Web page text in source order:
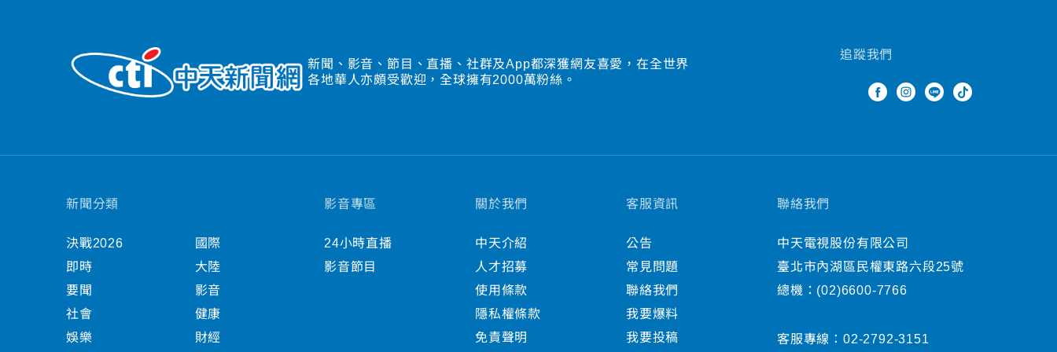
新聞、影音、節目、直播、社群及App都深獲網友喜愛，在全世界
各地華人亦頗受歡迎，全球擁有2000萬粉絲。
追蹤我們
新聞分類
決戰2026
即時
要聞
社會
娛樂
國際
大陸
影音
健康
財經
影音專區
24小時直播
影音節目
關於我們
中天介紹
人才招募
使用條款
隱私權條款
免責聲明
客服資訊
公告
常見問題
聯絡我們
我要爆料
我要投稿
聯絡我們
中天電視股份有限公司
臺北市內湖區民權東路六段25號
總機： (02)6600-7766
客服專線： 02-2792-3151